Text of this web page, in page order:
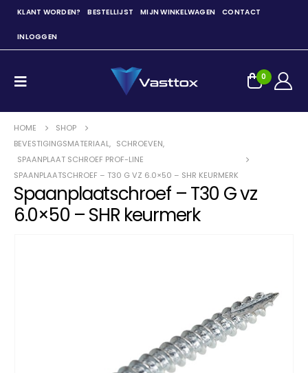
KLANT WORDEN? BESTELLIJST MIJN WINKELWAGEN CONTACT
INLOGGEN
0
HOME
SHOP
BEVESTIGINGSMATERIAAL, SCHROEVEN,
SPAANPLAAT SCHROEF PROF-LINE
SPAANPLAATSCHROEF – T30 G VZ 6.0×50 – SHR KEURMERK
Spaanplaatschroef – T30 G vz
6.0×50 – SHR keurmerk